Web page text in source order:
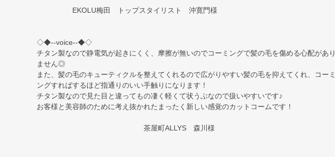
EKOLU梅田 トップスタイリスト 沖寛門様
◇◆--voice--◆◇
チタン製なので静電気が起きにくく、摩擦が無いのでコーミングで髪の毛を傷める心配があり
ません◎
また、髪の毛のキューティクルを整えてくれるので広がりやすい髪の毛を抑えてくれ、コーミ
ングすればするほど指通りのいい手触りになります！
チタン製なので見た目と違ってもの凄く軽くて状うぶなので扱いやすいです♪
お客様と美容師のために考え抜かれたまったく新しい感覚のカットコームです！
茶屋町ALLYS 森川様